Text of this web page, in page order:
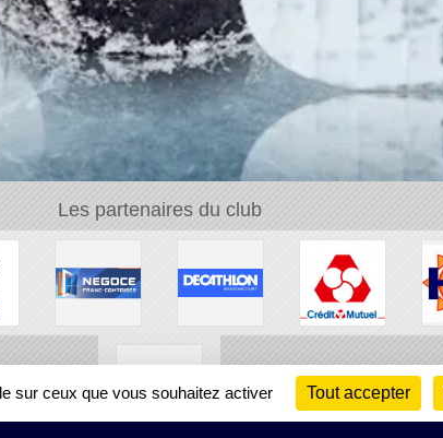
Les partenaires du club
sur ceux que vous souhaitez activer Tout accepter